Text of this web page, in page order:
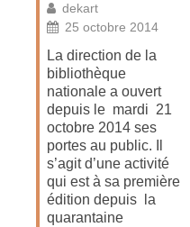
dekart
25 octobre 2014
La direction de la
bibliothèque
nationale a ouvert
depuis le mardi 21
octobre 2014 ses
portes au public. Il
s’agit d’une activité
qui est à sa première
édition depuis la
quarantaine